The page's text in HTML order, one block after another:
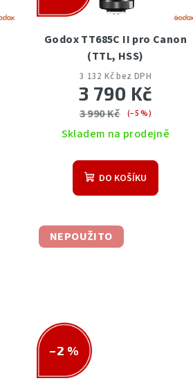
Godox TT685C II pro Canon
(TTL, HSS)
3 132 Kč bez DPH
3 790 Kč
3 990 Kč (–5 %)
Skladem na prodejně
DO KOŠÍKU
NEPOUŽITO
–2 %